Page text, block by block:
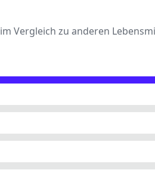
im Vergleich zu anderen